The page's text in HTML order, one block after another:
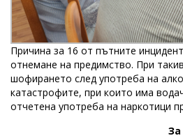
Причина за 16 от пътните
отнемане на предимство. При
шофирането след употреба на
катастрофите, при които има
отчетена употреба на наркотици